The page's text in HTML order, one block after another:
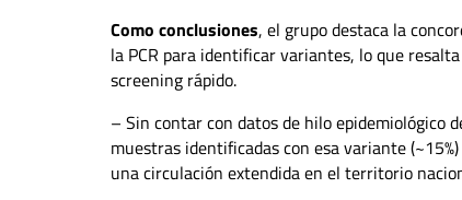
Como conclusiones, el grupo destaca la
la PCR para identificar variantes, lo que
screening rápido.
– Sin contar con datos de hilo epidemiológico
muestras identificadas con esa variante
una circulación extendida en el territorio